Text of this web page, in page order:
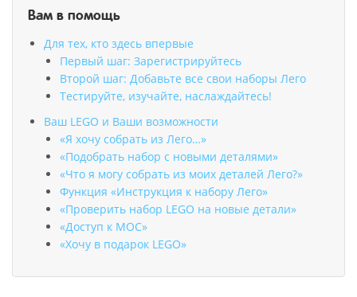
Вам в помощь
Для тех, кто здесь впервые
Первый шаг: Зарегистрируйтесь
Второй шаг: Добавьте все свои наборы Лего
Тестируйте, изучайте, наслаждайтесь!
Ваш LEGO и Ваши возможности
«Я хочу собрать из Лего…»
«Подобрать набор с новыми деталями»
«Что я могу собрать из моих деталей Лего?»
Функция «Инструкция к набору Лего»
«Проверить набор LEGO на новые детали»
«Доступ к MOC»
«Хочу в подарок LEGO»